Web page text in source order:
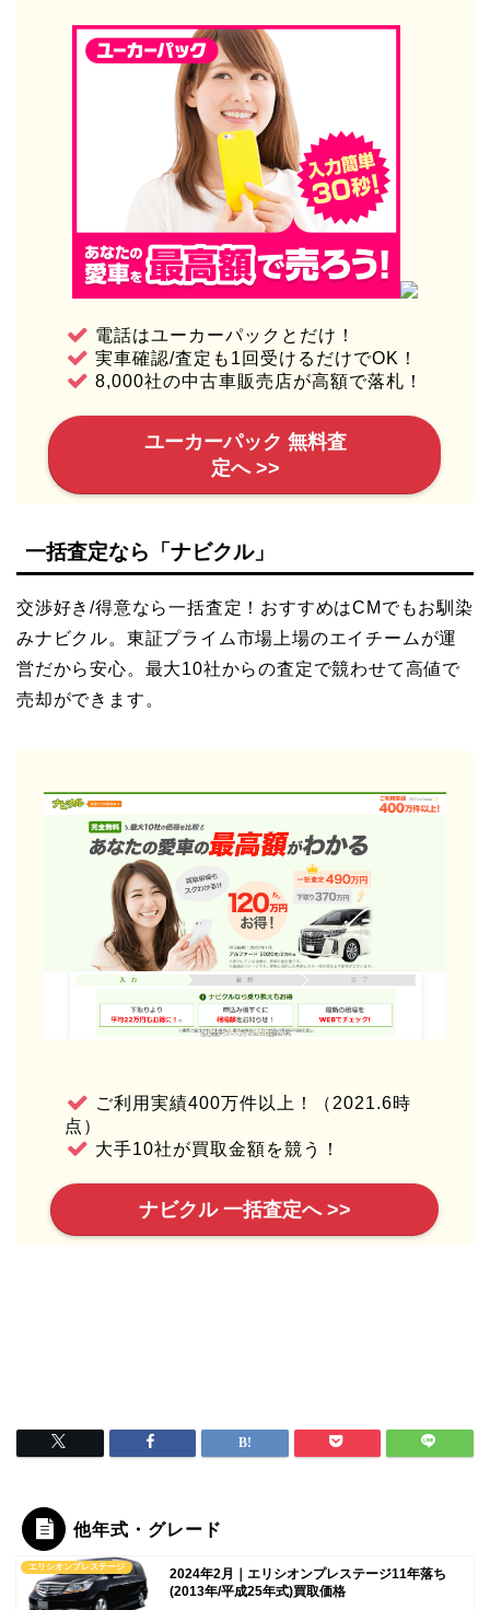
電話はユーカーパックとだけ！
実車確認/査定も1回受けるだけでOK！
8,000社の中古車販売店が高額で落札！
ユーカーパック 無料査
定へ >>
一括査定なら「ナビクル」
交渉好き/得意なら一括査定！おすすめはCMでもお馴染
みナビクル。東証プライム市場上場のエイチームが運
営だから安心。最大10社からの査定で競わせて高値で
売却ができます。
ご利用実績400万件以上！（2021.6時
点）
大手10社が買取金額を競う！
ナビクル 一括査定へ >>
他年式・グレード
エリシオンプレステージ
2024年2月｜エリシオンプレステージ11年落ち
(2013年/平成25年式)買取価格